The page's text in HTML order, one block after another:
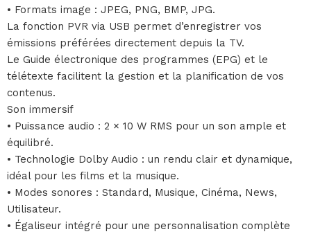
• Formats image : JPEG, PNG, BMP, JPG.
La fonction PVR via USB permet d’enregistrer vos
émissions préférées directement depuis la TV.
Le Guide électronique des programmes (EPG) et le
télétexte facilitent la gestion et la planification de vos
contenus.
Son immersif
• Puissance audio : 2 × 10 W RMS pour un son ample et
équilibré.
• Technologie Dolby Audio : un rendu clair et dynamique,
idéal pour les films et la musique.
• Modes sonores : Standard, Musique, Cinéma, News,
Utilisateur.
• Égaliseur intégré pour une personnalisation complète